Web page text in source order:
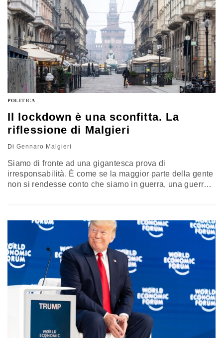
POLITICA
Il lockdown è una sconfitta. La
riflessione di Malgieri
Di Gennaro Malgieri
Siamo di fronte ad una gigantesca prova di
irresponsabilità. È come se la maggior parte della gente
non si rendesse conto che siamo in guerra, una guerra
contrario oggi stiamo attraversando malissimo la nuova
ondata. La riflessione di Gennaro Malgieri